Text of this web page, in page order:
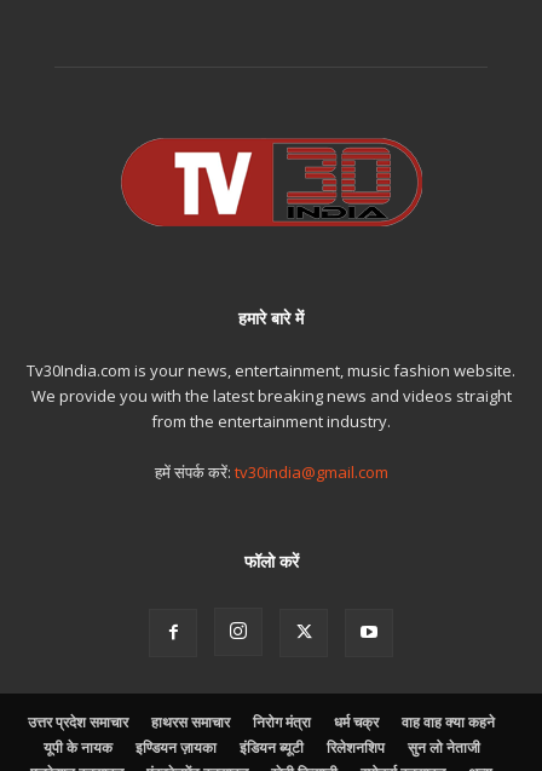
हमारे बारे में
Tv30India.com is your news, entertainment, music fashion website.
We provide you with the latest breaking news and videos straight
from the entertainment industry.
हमें संपर्क करें: tv30india@gmail.com
फॉलो करें
उत्तर प्रदेश समाचार हाथरस समाचार निरोग मंत्रा धर्म चक्र
वाह वाह क्या कहने
यूपी के नायक
इण्डियन ज़ायका इंडियन ब्यूटी रिलेशनशिप
सुन लो नेताजी